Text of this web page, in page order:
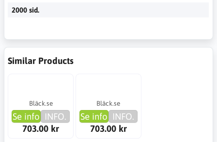
2000 sid.
Similar Products
Bläck.se
Se info INFO.
703.00 kr
Bläck.se
Se info INFO.
703.00 kr